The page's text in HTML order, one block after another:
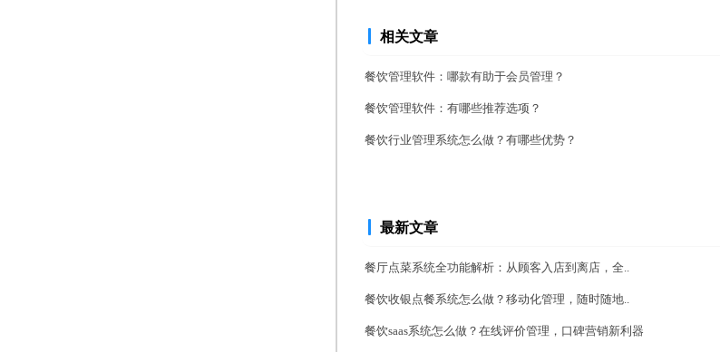
相关文章
餐饮管理软件：哪款有助于会员管理？
餐饮管理软件：有哪些推荐选项？
餐饮行业管理系统怎么做？有哪些优势？
最新文章
餐厅点菜系统全功能解析：从顾客入店到离店，全..
餐饮收银点餐系统怎么做？移动化管理，随时随地..
餐饮saas系统怎么做？在线评价管理，口碑营销新利器